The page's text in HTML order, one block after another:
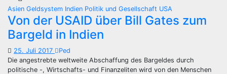
Asien Geldsystem Indien Politik und Gesellschaft USA
Von der USAID über Bill Gates zum
Bargeld in Indien
25. Juli 2017
Ped
Die angestrebte weltweite Abschaffung des Bargeldes durch
politische -, Wirtschafts- und Finanzeliten wird von den Menschen